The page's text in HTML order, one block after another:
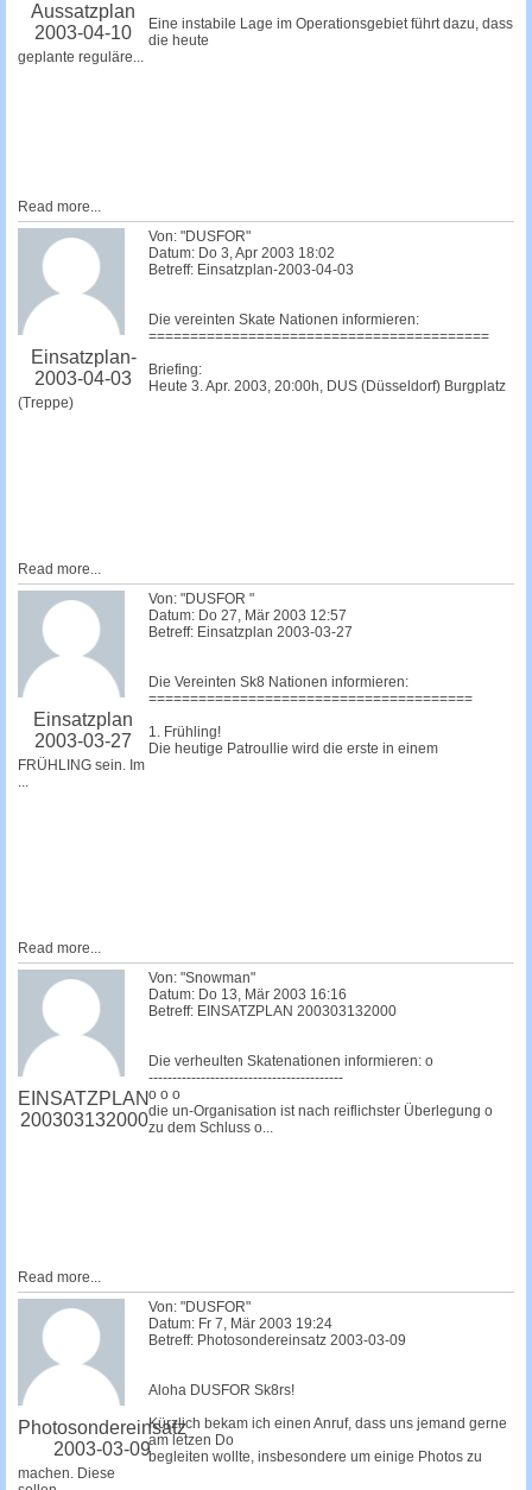
Aussatzplan
2003-04-10
Eine instabile Lage im Operationsgebiet führt dazu, dass
die heute
geplante reguläre...
Read more...
Einsatzplan-
2003-04-03
Von: "DUSFOR"
Datum: Do 3, Apr 2003 18:02
Betreff: Einsatzplan-2003-04-03
Die vereinten Skate Nationen informieren:
=========================================
Briefing:
Heute 3. Apr. 2003, 20:00h, DUS (Düsseldorf) Burgplatz
(Treppe)
Read more...
Einsatzplan
2003-03-27
Von: "DUSFOR "
Datum: Do 27, Mär 2003 12:57
Betreff: Einsatzplan 2003-03-27
Die Vereinten Sk8 Nationen informieren:
=======================================
1. Frühling!
Die heutige Patroullie wird die erste in einem
FRÜHLING sein. Im
...
Read more...
EINSATZPLAN
200303132000
Von: "Snowman"
Datum: Do 13, Mär 2003 16:16
Betreff: EINSATZPLAN 200303132000
Die verheulten Skatenationen informieren: o
-----------------------------------------
o o o
die un-Organisation ist nach reiflichster Überlegung o
zu dem Schluss o...
Read more...
Photosondereinsatz
2003-03-09
Von: "DUSFOR"
Datum: Fr 7, Mär 2003 19:24
Betreff: Photosondereinsatz 2003-03-09
Aloha DUSFOR Sk8rs!
Kürzlich bekam ich einen Anruf, dass uns jemand gerne
am letzen Do
begleiten wollte, insbesondere um einige Photos zu
machen. Diese